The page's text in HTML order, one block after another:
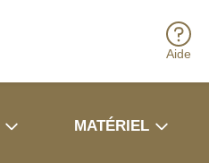
Aide
MATÉRIEL